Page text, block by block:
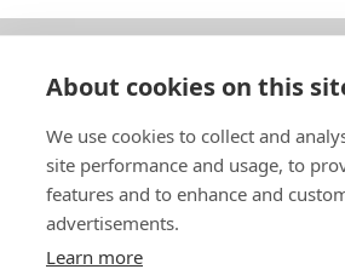
In English
Standardavtal
Snabblänkar
About cookies on this
We use cookies to collect and
site performance and usage, to
features and to enhance and
advertisements.
Learn more